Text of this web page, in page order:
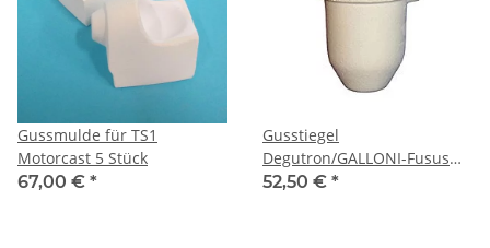
Gussmulde für TS1
Motorcast 5 Stück
67,00 € *
Gusstiegel
Degutron/GALLONI-Fusus
10er
52,50 € *